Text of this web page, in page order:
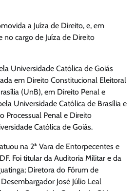
a Juíza de Direito, e, em
no cargo de Juíza de Direito
Universidade Católica de Goiás
em Direito Constitucional Eleitoral
(UnB), em Direito Penal e
Universidade Católica de Brasília e
Processual Penal e Direito
Católica de Goiás.
na 2ª Vara de Entorpecentes e
Foi titular da Auditoria Militar e da
Diretora do Fórum de
José Júlio Leal